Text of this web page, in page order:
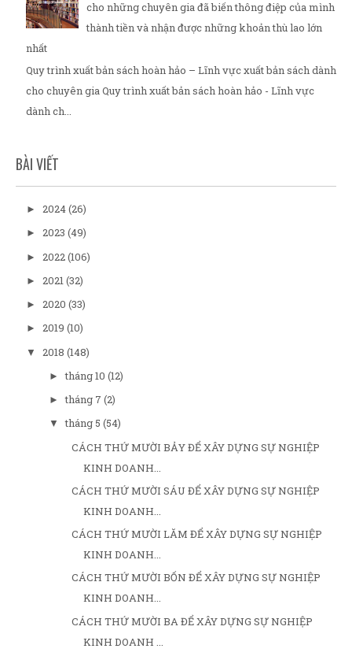
cho những chuyên gia đã biến thông điệp của mình
thành tiền và nhận được những khoản thù lao lớn
nhất
Quy trình xuất bản sách hoàn hảo – Lĩnh vực xuất bản sách dành
cho chuyên gia Quy trình xuất bản sách hoàn hảo - Lĩnh vực
dành ch...
BÀI VIẾT
► 2024(26)
► 2023 (49)
► 2022(106)
► 2021(32)
► 2020 (33)
► 2019 (10)
▼ 2018 (148)
►tháng 10 (12)
►tháng 7 (2)
▼tháng 5 (54)
CÁCH THỨ MƯỜI BẢY ĐỂ XÂY DỰNG SỰ NGHIỆP
KINH DOANH...
CÁCH THỨ MƯỜI SÁU ĐỂ XÂY DỰNG SỰ NGHIỆP
KINH DOANH...
CÁCH THỨ MƯỜI LĂM ĐỂ XÂY DỰNG SỰ NGHIỆP
KINH DOANH...
CÁCH THỨ MƯỜI BỐN ĐỂ XÂY DỰNG SỰ NGHIỆP
KINH DOANH...
CÁCH THỨ MƯỜI BA ĐỂ XÂY DỰNG SỰ NGHIỆP
KINH DOANH ...